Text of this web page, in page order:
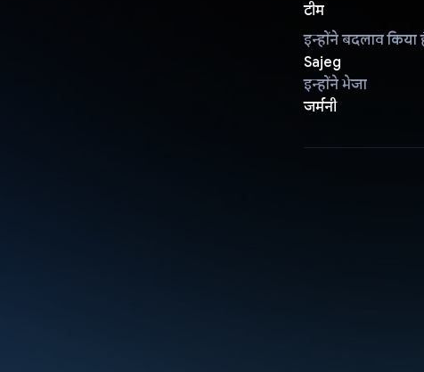
टीम
इन्होंने बदलाव किया
Sajeg
इन्होंने भेजा
जर्मनी